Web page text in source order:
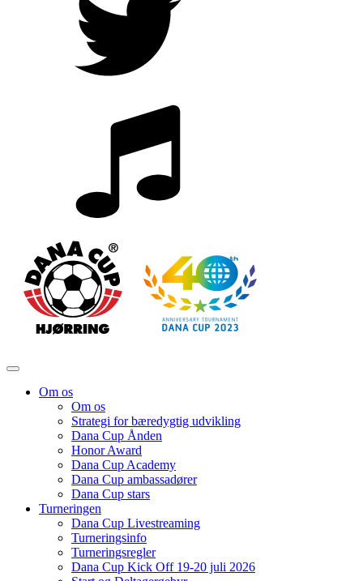
Om os
Om os
Strategi for bæredygtig udvikling
Dana Cup Ånden
Honor Award
Dana Cup Academy
Dana Cup ambassadører
Dana Cup stars
Turneringen
Dana Cup Livestreaming
Turneringsinfo
Turneringsregler
Dana Cup Kick Off 19-20 juli 2026